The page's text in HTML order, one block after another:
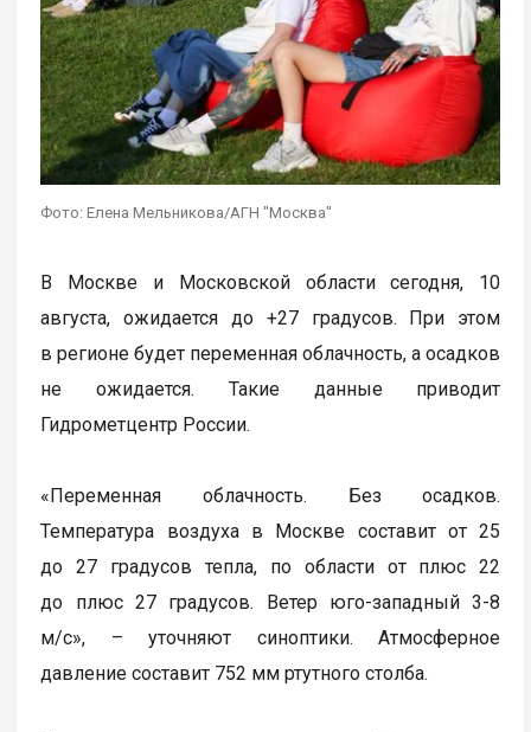
Фото: Елена Мельникова/АГН "Москва"
В Москве и Московской области сегодня, 10
августа, ожидается до +27 градусов. При этом
в регионе будет переменная облачность, а осадков
не ожидается. Такие данные приводит
Гидрометцентр России.
«Переменная облачность. Без осадков.
Температура воздуха в Москве составит от 25
до 27 градусов тепла, по области от плюс 22
до плюс 27 градусов. Ветер юго-западный 3-8
м/c», – уточняют синоптики. Атмосферное
давление составит 752 мм ртутного столба.